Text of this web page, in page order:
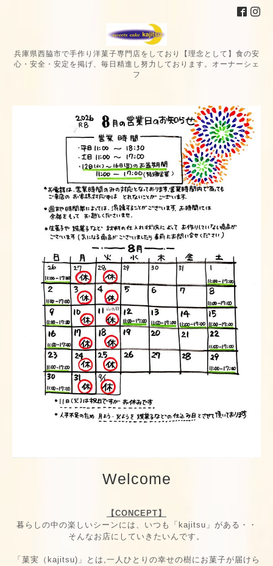
兵庫県西脇市で手作り洋菓子専門店をしており【理念として】食の安
心・安全・安定を掲げ、毎日精進し努力しております。オーナーシェ
フ
Welcome
【CONCEPT】
暮らしの中の楽しいシーンには、いつも「kajitsu」がある・・
そんなお店にしていきたいんです。
「菓実（kajitsu) 」とは,一人ひとりの幸せの樹にお菓子が届けら